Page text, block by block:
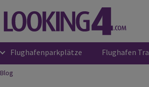
Flughafenparkplätze Flughafen
Blog